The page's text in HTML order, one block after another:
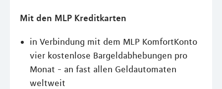
Mit den MLP Kreditkarten
in Verbindung mit dem MLP KomfortKonto
vier kostenlose Bargeldabhebungen pro
Monat - an fast allen Geldautomaten
weltweit